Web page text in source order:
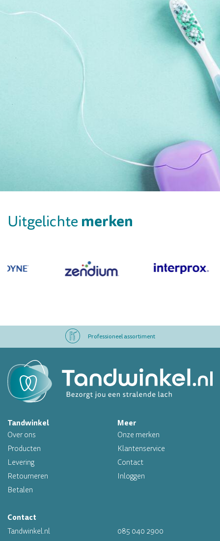
Uitgelichte merken
Professioneel assortiment
Op werkdagen voor 16.00 uur besteld, morgen in huis
Professioneel assortiment
Altijd op voorraad
Tandwinkel
Over ons
Producten
Levering
Retourneren
Betalen
Meer
Onze merken
Klantenservice
Contact
Inloggen
Contact
Tandwinkel.nl
085 040 2900